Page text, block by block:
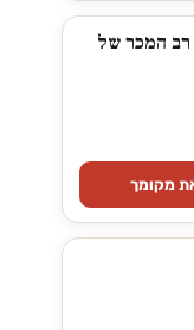
רב המכר של
מקומך